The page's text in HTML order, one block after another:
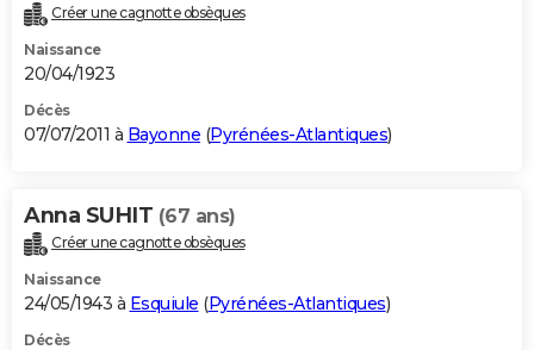
Créer une cagnotte obsèques
Naissance
20/04/1923
Décès
07/07/2011 à Bayonne (Pyrénées-Atlantiques)
Anna SUHIT (67 ans)
Créer une cagnotte obsèques
Naissance
24/05/1943 à Esquiule (Pyrénées-Atlantiques)
Décès